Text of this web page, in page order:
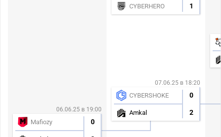
06.06.25 в 19:00
Mafiozy 0
CYBERHERO 1
07.06.25 в 18:20
CYBERSHOKE 0
Amkal 2